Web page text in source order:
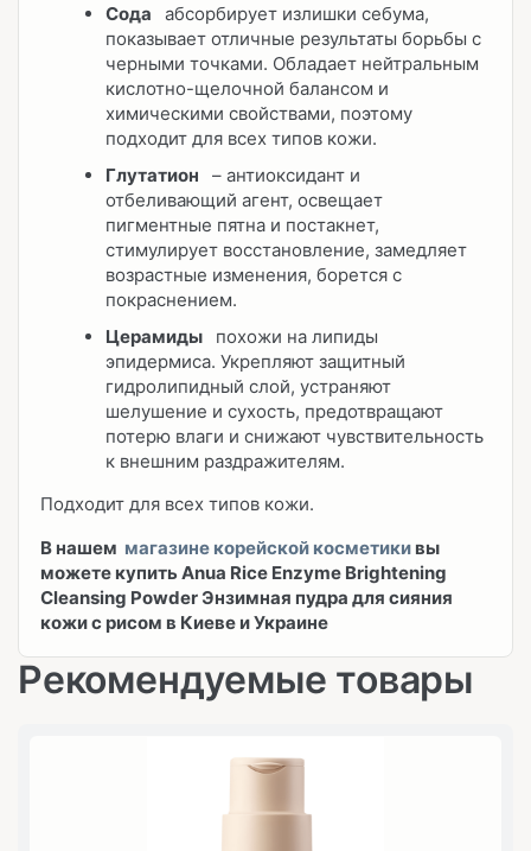
Сода
абсорбирует излишки себума,
показывает отличные результаты борьбы с
черными точками. Обладает нейтральным
кислотно-щелочной балансом и
химическими свойствами, поэтому
подходит для всех типов кожи.
Глутатион
– антиоксидант и
отбеливающий агент, освещает
пигментные пятна и постакнет,
стимулирует восстановление, замедляет
возрастные изменения, борется с
покраснением.
Церамиды
похожи на липиды
эпидермиса. Укрепляют защитный
гидролипидный слой, устраняют
шелушение и сухость, предотвращают
потерю влаги и снижают чувствительность
к внешним раздражителям.
Подходит для всех типов кожи.
В нашем магазине корейской косметики вы
можете купить Anua Rice Enzyme Brightening
Cleansing Powder Энзимная пудра для сияния
кожи с рисом в Киеве и Украине
Рекомендуемые товары